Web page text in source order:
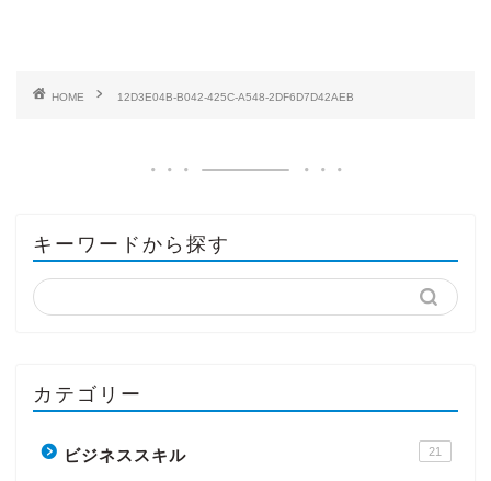
HOME 12D3E04B-B042-425C-A548-2DF6D7D42AEB
キーワードから探す
カテゴリー
ビジネススキル 21